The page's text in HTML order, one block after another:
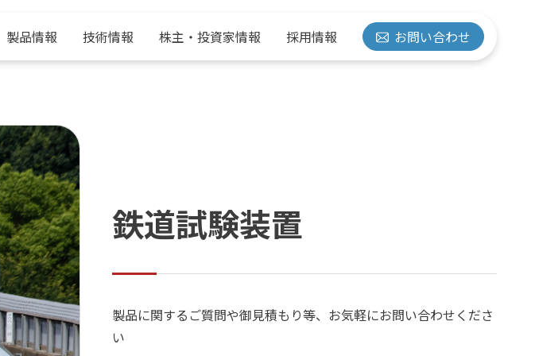
製品情報 技術情報 株主・投資家情報 採用情報 お問い合わせ
挨拶
沿革 事業拠点
表面処理装置
環境機器 計測・管理機器
ベルトーロ整流器
決算短信
電子公告
職種紹介
採用について鉄道試験装置
製品に関するご質問や御見積もり等、お気軽にお問い合わせくださ
い